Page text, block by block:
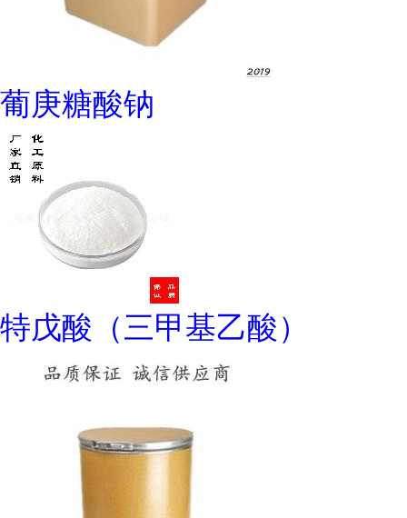
葡庚糖酸钠
特戊酸（三甲基乙酸）